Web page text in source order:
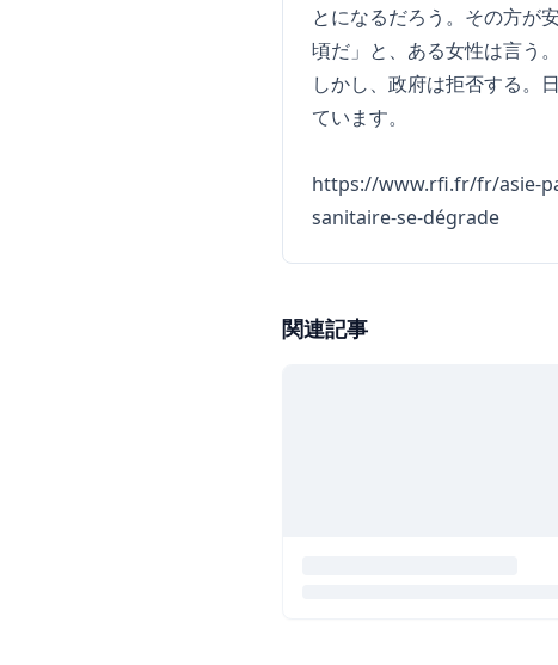
とになるだろう。その方が
頃だ」と、ある女性は言う。
しかし、政府は拒否する。
ています。
https://www.rfi.fr/fr/asie-
sanitaire-se-dégrade
関連記事